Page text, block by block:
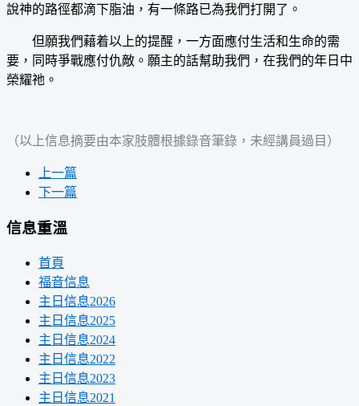
說神的路徑都滴下脂油，有一條路已為我們打開了。
但願我們藉着以上的提醒，一方面應付生活和生命的需
要，同時爭戰應付仇敵。願主的話幫助我們，在我們的年日中
榮耀祂。
（以上信息摘要由本家肢體根據錄音筆錄，未經講員過目）
上一篇
下一篇
信息重溫
首頁
福音信息
主日信息2026
主日信息2025
主日信息2024
主日信息2022
主日信息2023
主日信息2021